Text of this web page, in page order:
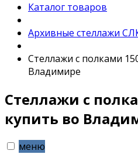
Каталог товаров
Архивные стеллажи
Стеллажи с полками
Владимире
Стеллажи с
купить во
меню